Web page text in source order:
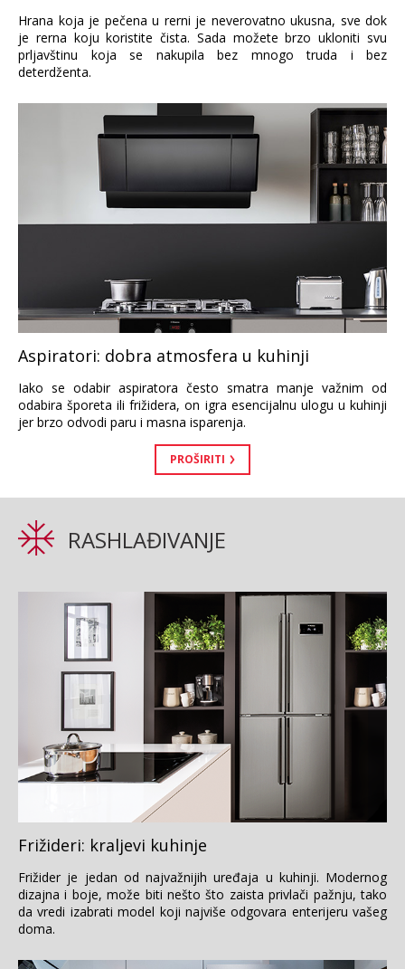
Hrana koja je pečena u rerni je neverovatno ukusna, sve dok
je rerna koju koristite čista. Sada možete brzo ukloniti svu
prljavštinu koja se nakupila bez mnogo truda i bez
deterdženta.
Aspiratori: dobra atmosfera u kuhinji
Iako se odabir aspiratora često smatra manje važnim od
odabira šporeta ili frižidera, on igra esencijalnu ulogu u kuhinji
jer brzo odvodi paru i masna isparenja.
PROŠIRITI
RASHLAĐIVANJE
Frižideri: kraljevi kuhinje
Frižider je jedan od najvažnijih uređaja u kuhinji. Modernog
dizajna i boje, može biti nešto što zaista privlači pažnju, tako
da vredi izabrati model koji najviše odgovara enterijeru vašeg
doma.